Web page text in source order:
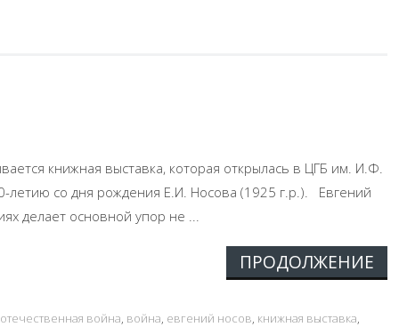
книжная выставка, которая открылась в ЦГБ им. И.Ф.
летию со дня рождения Е.И. Носова (1925 г.р.). Евгений
делает основной упор не ...
ПРОДОЛЖЕНИЕ
война, война, евгений носов, книжная выставка,